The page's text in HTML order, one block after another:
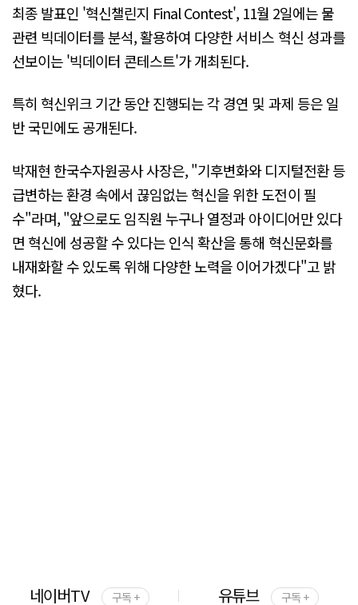
최종 발표인 '혁신챌린지 Final Contest', 11월 2일에는 물
관련 빅데이터를 분석, 활용하여 다양한 서비스 혁신 성과를
선보이는 '빅데이터 콘테스트'가 개최된다.
특히 혁신위크 기간 동안 진행되는 각 경연 및 과제 등은 일
반 국민에도 공개된다.
박재현 한국수자원공사 사장은, "기후변화와 디지털전환 등
급변하는 환경 속에서 끊임없는 혁신을 위한 도전이 필
수"라며, "앞으로도 임직원 누구나 열정과 아이디어만 있다
면 혁신에 성공할 수 있다는 인식 확산을 통해 혁신문화를
내재화할 수 있도록 위해 다양한 노력을 이어가겠다"고 밝
혔다.
네이버TV 구독 + 유튜브 구독 +